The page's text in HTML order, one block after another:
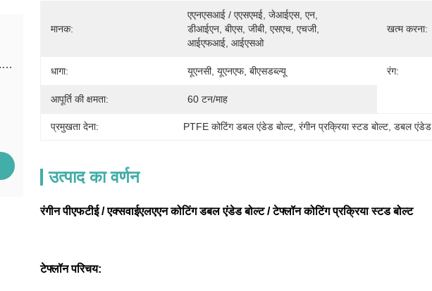
flrs@mechanical-fasteners.com
मानक:
एएनएसआई / एएसएमई, जेआईएस, एन,
डीआईएन, बीएस, जीबी, एसएच, एचजी,
आईएफआई, आईएसओ
खत्म करना:
धागा: यूएनसी, यूएनएफ, बीएसडब्ल्यू रंग:
आपूर्ति की क्षमता: 60 टन/माह
प्रमुखता देना: PTFE कोटिंग डबल एंडेड बोल्ट , रंगीन प्रक्रिया स्टड बोल्ट , डबल एंडेड
उत्पाद का वर्णन
रंगीन पीएफटीई / एक्सवाईएलएएन कोटिंग डबल एंडेड बोल्ट / टेफ्लॉन कोटिंग प्रक्रिया स्टड बोल्ट
टेफ्लॉन परिचय: